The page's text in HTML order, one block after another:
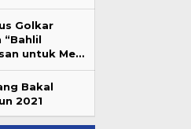
Golkar
“Bahlil
untuk Me…
Bakal
2021